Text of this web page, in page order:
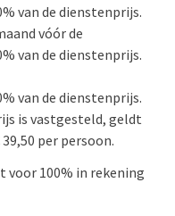
van de dienstenprijs.
vóór de
van de dienstenprijs.
van de dienstenprijs.
is vastgesteld, geldt
per persoon.
voor 100% in rekening